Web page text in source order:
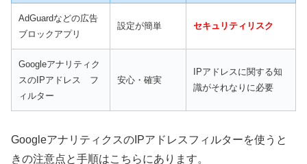
AdGuardなどの広告
ブロックアプリ
設定が簡単 セキュリティリスク
Googleアナリティク
スのIPアドレス フ
ィルター
安心・確実
IPアドレスに関する知
識がそれなりに必要
GoogleアナリティクスのIPアドレスフィルターを使うと
きの注意点と手順はこちらにあります。